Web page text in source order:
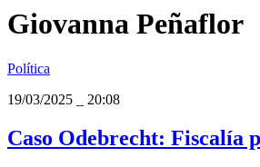
Giovanna Peñaflor
Política
19/03/2025
20:08
Caso Odebrecht: Fiscalía